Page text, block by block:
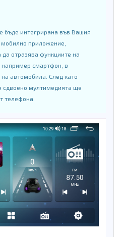
бъде интегрирана във Вашия
приложение,
отразява функциите на
например смартфон, в
автомобила. След като
сдвоено мултимедията ще
телефона.